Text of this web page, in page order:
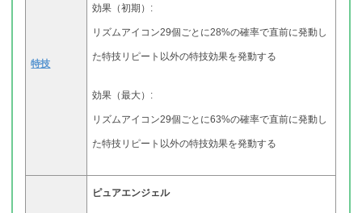
特技
効果（初期）:
リズムアイコン29個ごとに28%の確率で直前に発動し
た特技リピート以外の特技効果を発動する
効果（最大）:
リズムアイコン29個ごとに63%の確率で直前に発動し
た特技リピート以外の特技効果を発動する
ピュアエンジェル